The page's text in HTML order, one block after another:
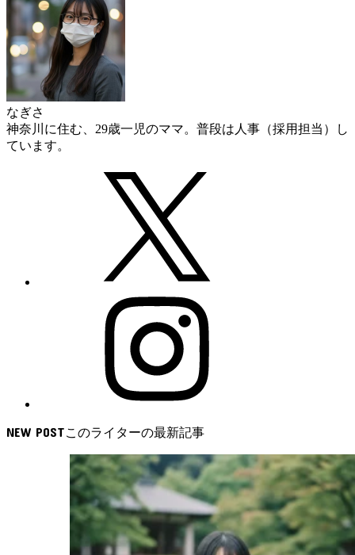
なぎさ
神奈川に住む、29歳一児のママ。普段は人事（採用担当）し
ています。
NEW POST